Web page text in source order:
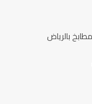
بالرياض